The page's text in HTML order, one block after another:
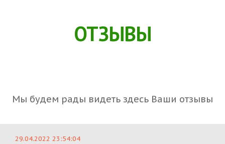
ОТЗЫВЫ
Мы будем рады видеть здесь Ваши отзывы
29.04.2022 23:54:04